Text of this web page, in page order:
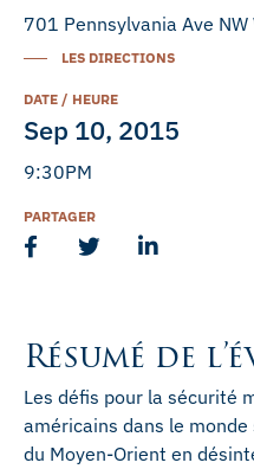
Résumé de
Les défis pour la sécurité
américains dans le
du Moyen-Orient en
701 Pennsylvania Ave NW
LES DIRECTIONS
DATE / HEURE
Sep 10, 2015
9:30PM
PARTAGER